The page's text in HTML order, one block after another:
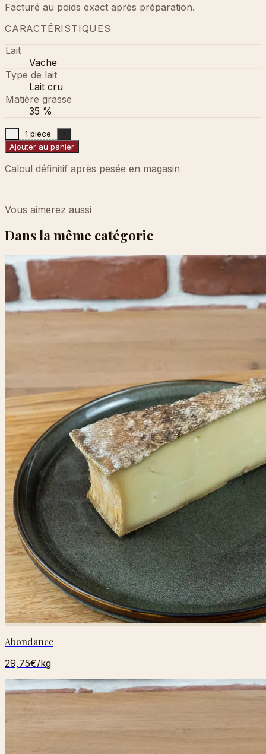
Facturé au poids exact après préparation.
CARACTÉRISTIQUES
Lait
Vache
Type de lait
Lait cru
Matière grasse
35 %
− 1 pièce +
Ajouter au panier
Calcul définitif après pesée en magasin
Vous aimerez aussi
Dans la même catégorie
Abondance
29,75€/kg